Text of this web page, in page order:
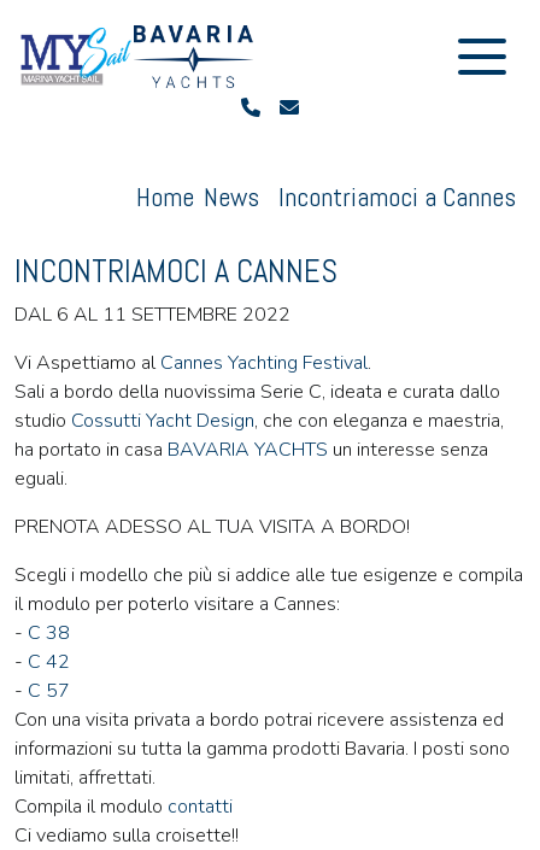
Home News Incontriamoci a Cannes
INCONTRIAMOCI A CANNES
DAL 6 AL 11 SETTEMBRE 2022
Vi Aspettiamo alCannes Yachting Festival.
Sali a bordo della nuovissima Serie C, ideata e curata dallo
studio Cossutti Yacht Design, che con eleganza e maestria,
ha portato in casa BAVARIA YACHTS un interesse senza
eguali.
PRENOTA ADESSO AL TUA VISITA A BORDO!
Scegli i modello che più si addice alle tue esigenze e compila
il modulo per poterlo visitare a Cannes:
- C 38
- C 42
- C 57
Con una visita privata a bordo potrai ricevere assistenza ed
informazioni su tutta la gamma prodotti Bavaria. I posti sono
limitati, affrettati.
Compila il modulo contatti
Ci vediamo sulla croisette!!